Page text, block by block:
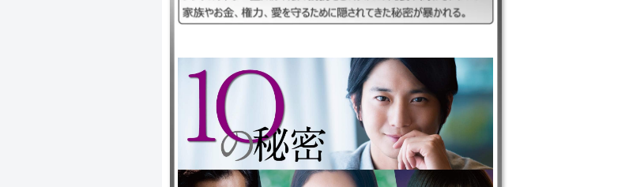
｜10の秘密2020、十の秘密2020、１０の秘密2020 ｜2020年｜
向井理/仲間由紀恵/仲里依紗/渡部篤郎｜ドラマ/S1 ｜シングル
ファザー圭太が、娘の誘拐をきっかけに、元妻や関わる人々の
家族やお金、権力、愛を守るために隠されてきた秘密が暴かれ